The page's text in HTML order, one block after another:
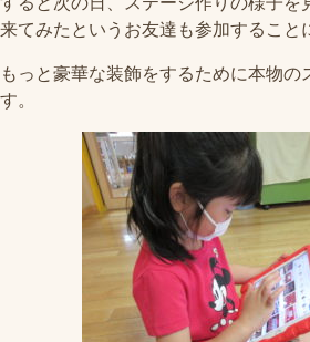
来てみたというお友達も参加すること
もっと豪華な装飾をするために本物の
す。